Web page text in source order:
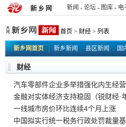
新闻 - 论坛 - 图库 - 电
首页 > 财经 > 列表
新乡网首页 新乡新闻 县区新闻 国
行业新闻
财经
汽车零部件企业多举措强化内生经
金融对实体经济支持稳固（锐财经·
一线城市房价环比连续4个月上涨
中国拟实行统一税务行政处罚裁量